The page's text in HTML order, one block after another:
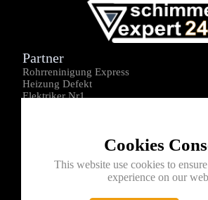
Cookies
This website use cookies to
experience on our
Partner
Rohrreninigung Express
Heizung Defekt
Elektriker Nr1
Kontakt